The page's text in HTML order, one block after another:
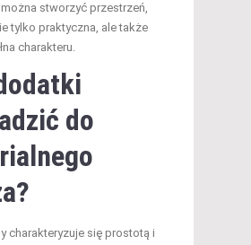
stworzyć przestrzeń,
tylko praktyczna, ale także
charakteru.
do
charakteryzuje się prostotą i